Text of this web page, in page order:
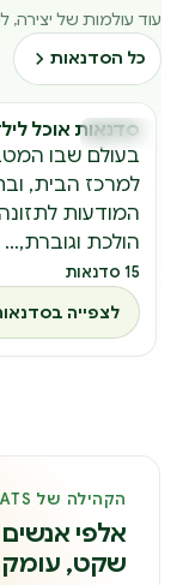
עוד עולמות של
כל הסדנאות
סדנאות
סדנאות אוכל
בעולם שבו
למרכז הבית,
המודעות
הולכת וגוברת,…
15 סדנאות
לצפייה
הקהילה של REATS
אלפי
שקט,